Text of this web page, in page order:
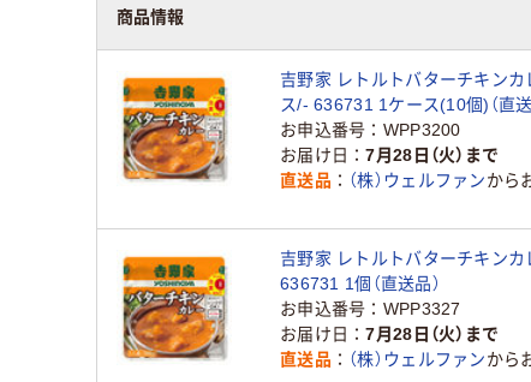
商品情報
吉野家 レトルトバターチキンカ
ス/- 636731 1ケース(10個)（直送
お申込番号
WPP3200
お届け日
7月28日（火）まで
直送品
（株）ウェルファンから
吉野家 レトルトバターチキンカ
636731 1個（直送品）
お申込番号
WPP3327
お届け日
7月28日（火）まで
直送品
（株）ウェルファンから